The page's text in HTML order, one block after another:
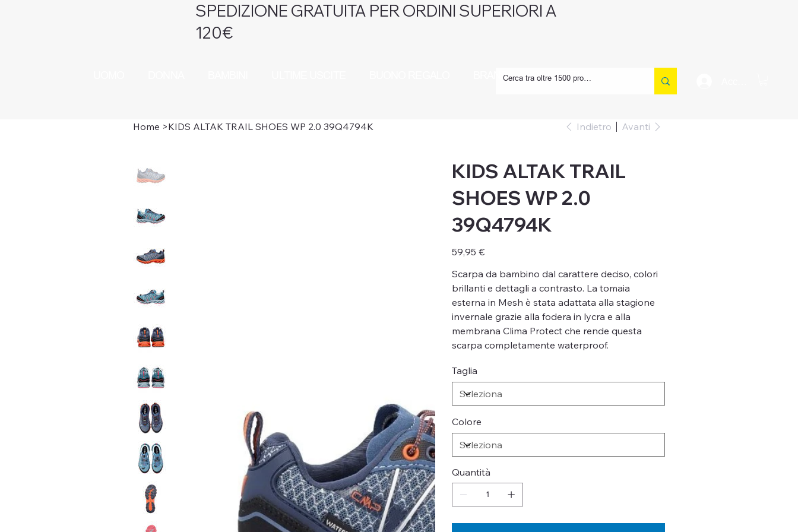
BRAND CONTATTI
SPEDIZIONE GRATUITA PER ORDINI SUPERIORI A
120€
Home >KIDS ALTAK TRAIL SHOES WP 2.0 39Q4794K Indietro Avanti
KIDS ALTAK TRAIL
SHOES WP 2.0
39Q4794K
Prezzo
59,95 €
Scarpa da bambino dal carattere deciso, colori
brillanti e dettagli a contrasto. La tomaia
esterna in Mesh è stata adattata alla stagione
invernale grazie alla fodera in lycra e alla
membrana Clima Protect che rende questa
scarpa completamente waterproof.
Taglia
Colore
Quantità